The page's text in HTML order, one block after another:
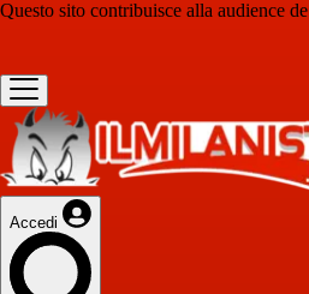
Questo sito contribuisce alla audience de
Accedi